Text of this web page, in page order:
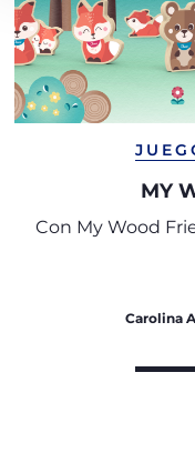
MY
Con My Wood
Carolina